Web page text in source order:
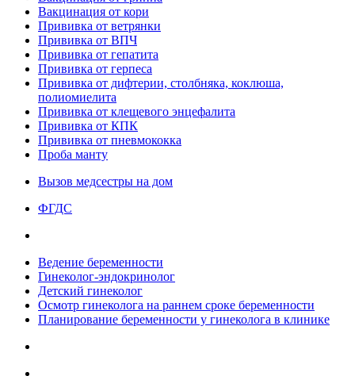
Вакцинация от кори
Прививка от ветрянки
Прививка от ВПЧ
Прививка от гепатита
Прививка от герпеса
Прививка от дифтерии, столбняка, коклюша,
полиомиелита
Прививка от клещевого энцефалита
Прививка от КПК
Прививка от пневмококка
Проба манту
Вызов медсестры на дом
ФГДС
Ведение беременности
Гинеколог-эндокринолог
Детский гинеколог
Осмотр гинеколога на раннем сроке беременности
Планирование беременности у гинеколога в клинике